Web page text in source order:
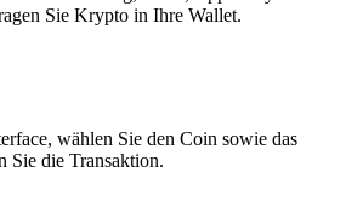
Sie Krypto in Ihre Wallet.
wählen Sie den Coin sowie das
Sie die Transaktion.